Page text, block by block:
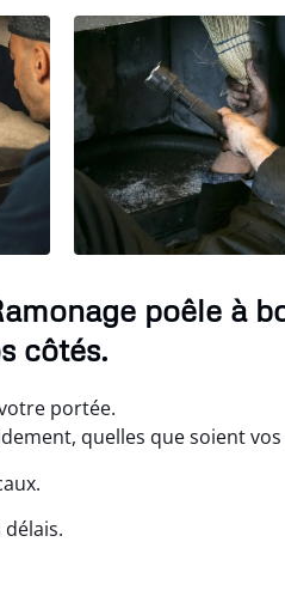
poêle à
côtés.
portée.
quelles que soient